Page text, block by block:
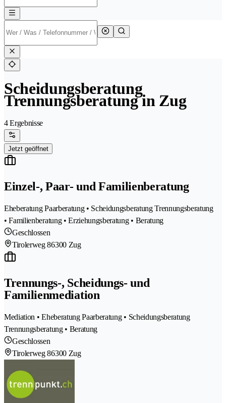
Scheidungsberatung
Trennungsberatung in Zug
4 Ergebnisse
Jetzt geöffnet
Einzel-, Paar- und Familienberatung
Eheberatung Paarberatung • Scheidungsberatung Trennungsberatung
• Familienberatung • Erziehungsberatung • Beratung
Geschlossen
Tirolerweg 86300 Zug
Trennungs-, Scheidungs- und
Familienmediation
Mediation • Eheberatung Paarberatung • Scheidungsberatung
Trennungsberatung • Beratung
Geschlossen
Tirolerweg 86300 Zug